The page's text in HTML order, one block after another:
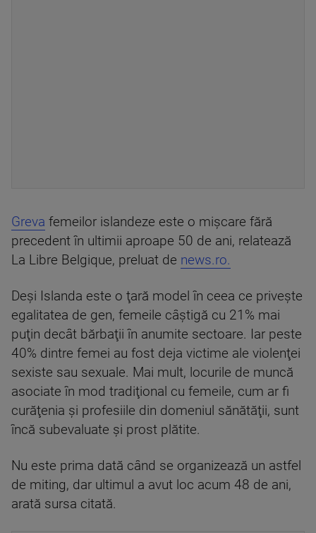
Greva femeilor islandeze este o mişcare fără
precedent în ultimii aproape 50 de ani, relatează
La Libre Belgique, preluat de news.ro.
Deşi Islanda este o ţară model în ceea ce priveşte
egalitatea de gen, femeile câştigă cu 21% mai
puţin decât bărbaţii în anumite sectoare. Iar peste
40% dintre femei au fost deja victime ale violenţei
sexiste sau sexuale. Mai mult, locurile de muncă
asociate în mod tradiţional cu femeile, cum ar fi
curăţenia şi profesiile din domeniul sănătăţii, sunt
încă subevaluate şi prost plătite.
Nu este prima dată când se organizează un astfel
de miting, dar ultimul a avut loc acum 48 de ani,
arată sursa citată.